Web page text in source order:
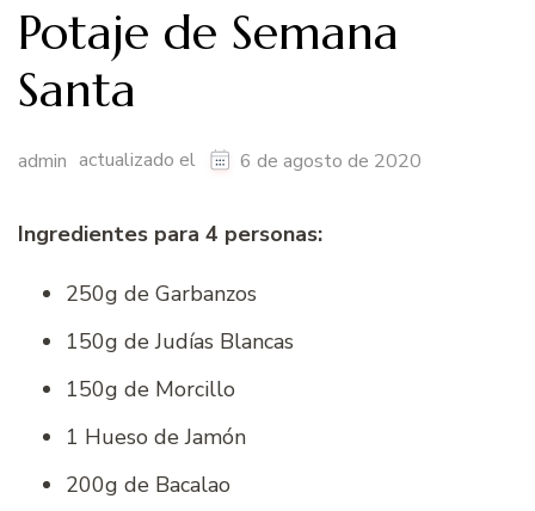
Potaje de Semana
Santa
admin actualizado el 6 de agosto de 2020
Ingredientes para 4 personas:
250g de Garbanzos
150g de Judías Blancas
150g de Morcillo
1 Hueso de Jamón
200g de Bacalao